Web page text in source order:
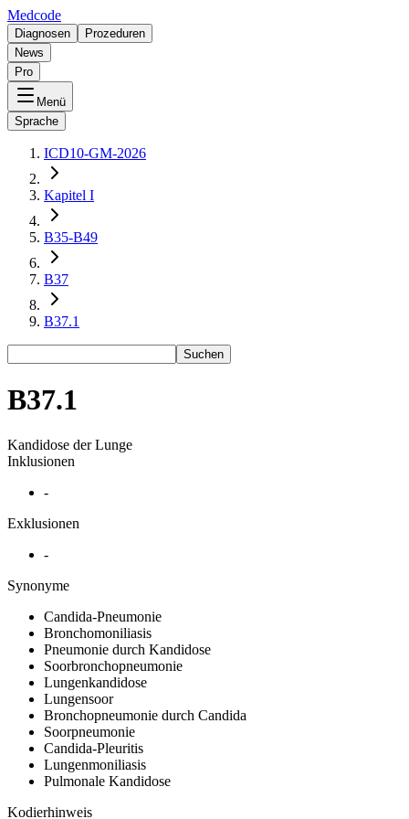
Medcode
Diagnosen
Prozeduren
News
Pro
Menü
Sprache
ICD10-GM-2026
Kapitel I
B35-B49
B37
B37.1
Suchen
B37.1
Kandidose der Lunge
Inklusionen
-
Exklusionen
-
Synonyme
Candida-Pneumonie
Bronchomoniliasis
Pneumonie durch Kandidose
Soorbronchopneumonie
Lungenkandidose
Lungensoor
Bronchopneumonie durch Candida
Soorpneumonie
Candida-Pleuritis
Lungenmoniliasis
Pulmonale Kandidose
Kodierhinweis